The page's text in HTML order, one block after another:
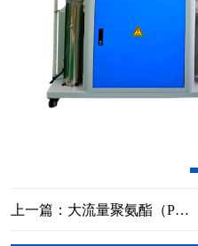
上一篇：大流量聚氨酯（PU）发泡机